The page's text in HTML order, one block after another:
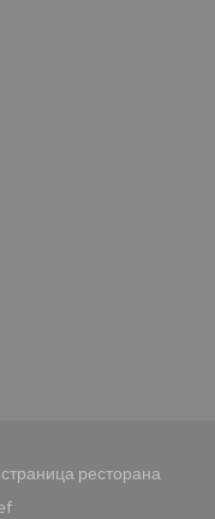
ресторана
((открывается в новом